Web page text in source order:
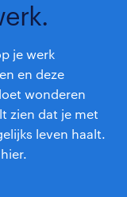
carrière
randstad
je werk
en deze
wonderen
zien dat je met
leven haalt.